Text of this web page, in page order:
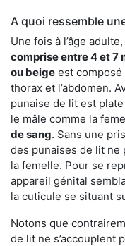
A quoi ressemble
Une fois à l’âge
comprise entre 4 et 7
ou beige est
thorax et l’abdomen.
punaise de lit est
le mâle comme la
de sang. Sans une
des punaises de lit ne
la femelle. Pour se
appareil génital
la cuticule se situant
Notons que
de lit ne s’accouplent